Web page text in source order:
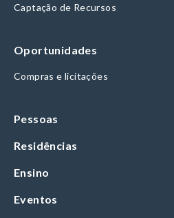
Captação de Recursos
Oportunidades
Compras e licitações
Pessoas
Residências
Ensino
Eventos